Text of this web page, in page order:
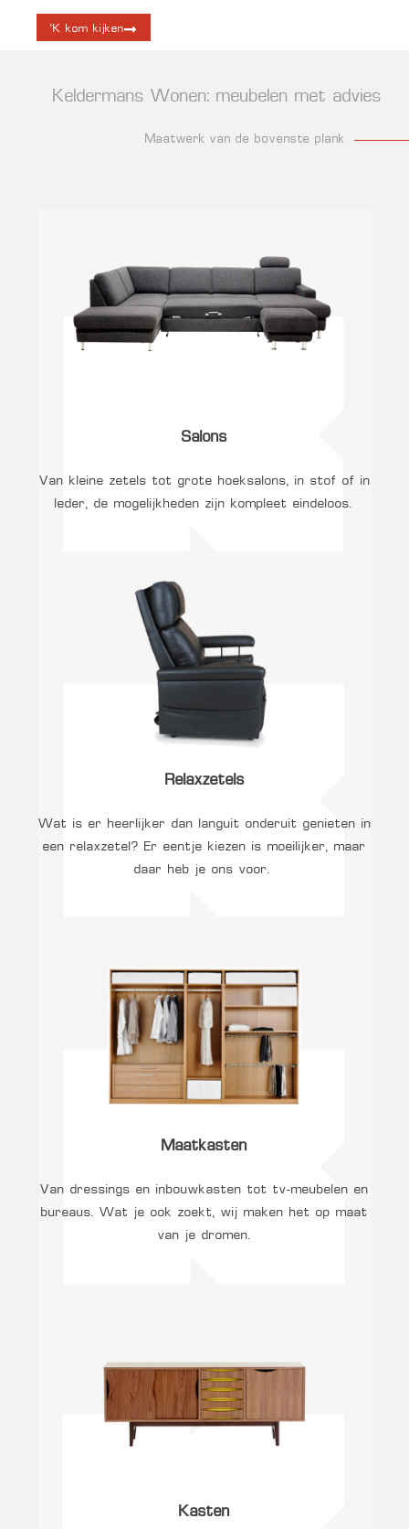
'K kom kijken
Keldermans Wonen: meubelen met advies
Maatwerk van de bovenste plank
Salons
Van kleine zetels tot grote hoeksalons, in stof of in
leder, de mogelijkheden zijn kompleet eindeloos.
Relaxzetels
Wat is er heerlijker dan languit onderuit genieten in
een relaxzetel? Er eentje kiezen is moeilijker, maar
daar heb je ons voor.
Maatkasten
Van dressings en inbouwkasten tot tv-meubelen en
bureaus. Wat je ook zoekt, wij maken het op maat
van je dromen.
Kasten